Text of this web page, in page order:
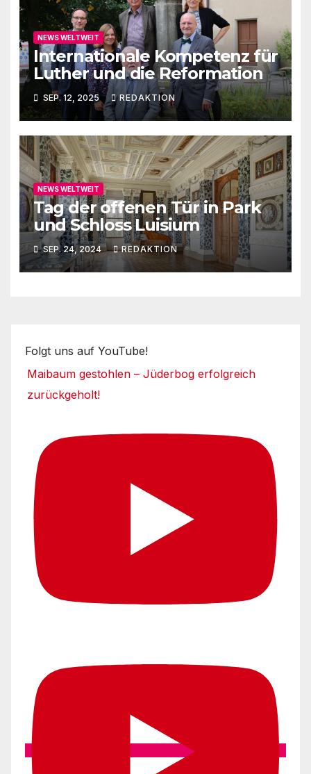
NEWS WELTWEIT
Internationale Kompetenz für
Luther und die Reformation
SEP. 12, 2025 REDAKTION
NEWS WELTWEIT
Tag der offenen Tür in Park
und Schloss Luisium
SEP. 24, 2024 REDAKTION
Folgt uns auf YouTube!
Maibaum gestohlen – Jüderbog erfolgreich
zurückgeholt!